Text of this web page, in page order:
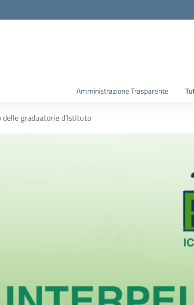
Amministrazione Trasparente
graduatorie d’Istituto